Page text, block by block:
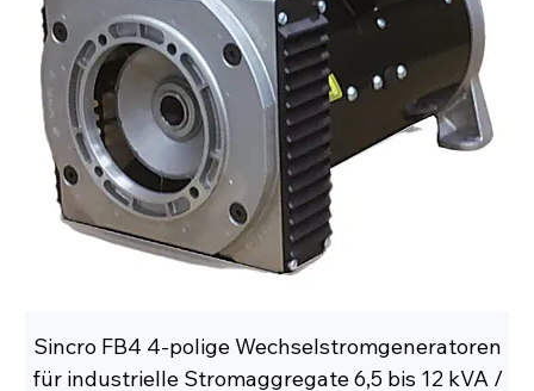
Sincro FB4 4-polige Wechselstromgeneratoren
für industrielle Stromaggregate 6,5 bis 12 kVA /